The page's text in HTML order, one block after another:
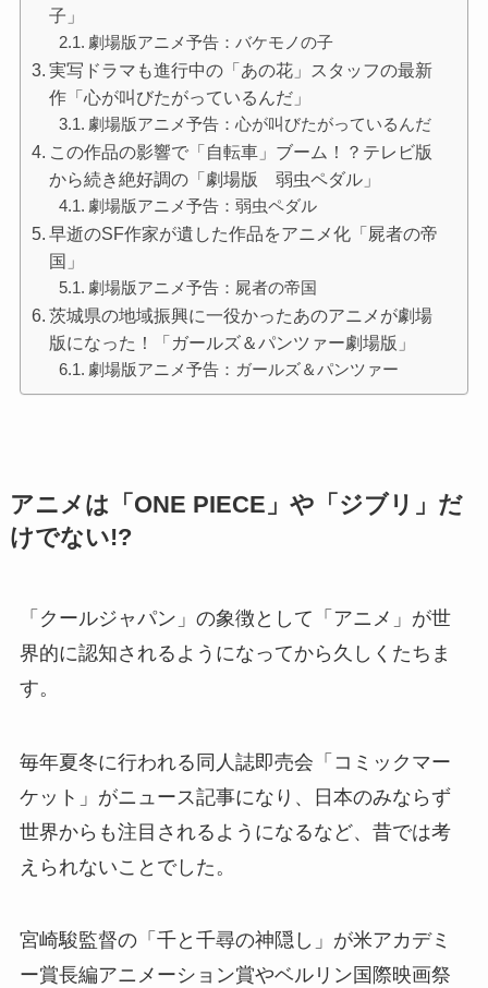
子」
劇場版アニメ予告：バケモノの子
実写ドラマも進行中の「あの花」スタッフの最新
作「心が叫びたがっているんだ」
劇場版アニメ予告：心が叫びたがっているんだ
この作品の影響で「自転車」ブーム！？テレビ版
から続き絶好調の「劇場版 弱虫ペダル」
劇場版アニメ予告：弱虫ペダル
早逝のSF作家が遺した作品をアニメ化「屍者の帝
国」
劇場版アニメ予告：屍者の帝国
茨城県の地域振興に一役かったあのアニメが劇場
版になった！「ガールズ＆パンツァー劇場版」
劇場版アニメ予告：ガールズ＆パンツァー
アニメは「ONE PIECE」や「ジブリ」だ
けでない!?
「クールジャパン」の象徴として「アニメ」が世
界的に認知されるようになってから久しくたちま
す。
毎年夏冬に行われる同人誌即売会「コミックマー
ケット」がニュース記事になり、日本のみならず
世界からも注目されるようになるなど、昔では考
えられないことでした。
宮崎駿監督の「千と千尋の神隠し」が米アカデミ
ー賞長編アニメーション賞やベルリン国際映画祭